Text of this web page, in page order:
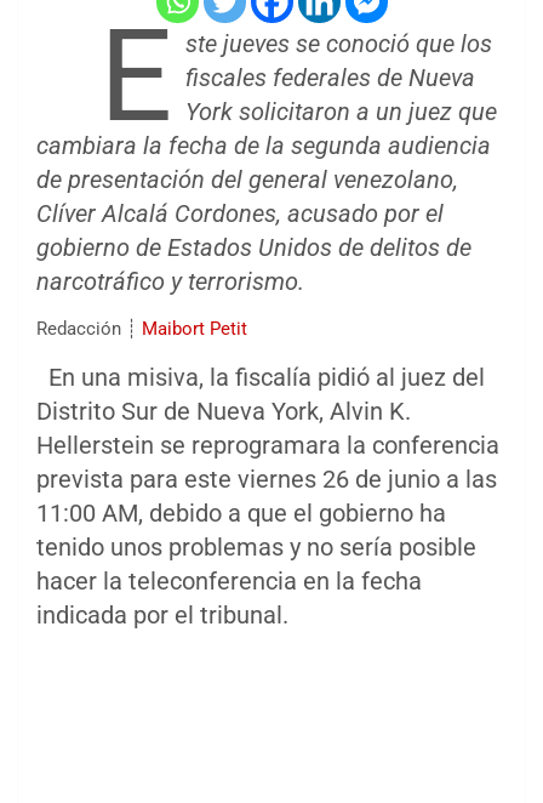
E ste jueves se conoció que los
fiscales federales de Nueva
York solicitaron a un juez que
cambiara la fecha de la segunda audiencia
de presentación del general venezolano,
Clíver Alcalá Cordones, acusado por el
gobierno de Estados Unidos de delitos de
narcotráfico y terrorismo.
Redacción ┊ Maibort Petit
En una misiva, la fiscalía pidió al juez del
Distrito Sur de Nueva York, Alvin K.
Hellerstein se reprogramara la conferencia
prevista para este viernes 26 de junio a las
11:00 AM, debido a que el gobierno ha
tenido unos problemas y no sería posible
hacer la teleconferencia en la fecha
indicada por el tribunal.